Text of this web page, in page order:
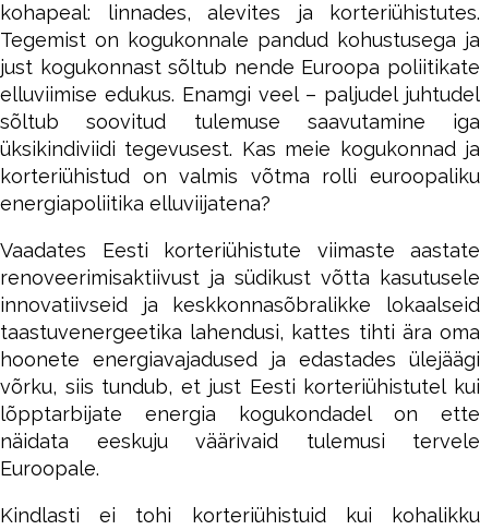
kohapeal: linnades, alevites ja korteriühistutes.
Tegemist on kogukonnale pandud kohustusega ja
just kogukonnast sõltub nende Euroopa poliitikate
elluviimise edukus. Enamgi veel – paljudel juhtudel
sõltub soovitud tulemuse saavutamine iga
üksikindiviidi tegevusest. Kas meie kogukonnad ja
korteriühistud on valmis võtma rolli euroopaliku
energiapoliitika elluviijatena?
Vaadates Eesti korteriühistute viimaste aastate
renoveerimisaktiivust ja südikust võtta kasutusele
innovatiivseid ja keskkonnasõbralikke lokaalseid
taastuvenergeetika lahendusi, kattes tihti ära oma
hoonete energiavajadused ja edastades ülejäägi
võrku, siis tundub, et just Eesti korteriühistutel kui
lõpptarbijate energia kogukondadel on ette
näidata eeskuju väärivaid tulemusi tervele
Euroopale.
Kindlasti ei tohi korteriühistuid kui kohalikku